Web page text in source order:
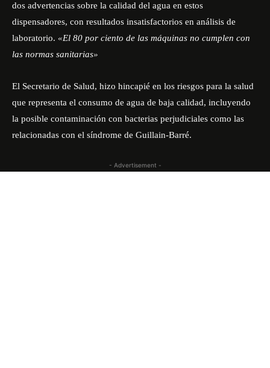
dos advertencias sobre la calidad del agua en estos
dispensadores, con resultados insatisfactorios en análisis de
laboratorio. «El 80 por ciento de las máquinas no cumplen con
las normas sanitarias»
El Secretario de Salud, hizo hincapié en los riesgos para la salud
que representa el consumo de agua de baja calidad, incluyendo
la posible contaminación con bacterias perjudiciales como las
relacionadas con el síndrome de Guillain-Barré.
- Advertisement -